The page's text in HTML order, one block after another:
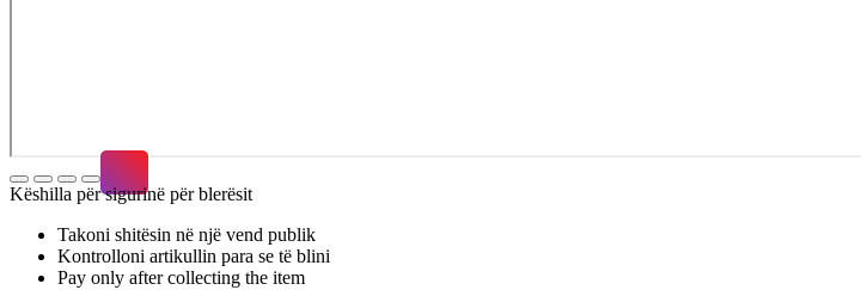
Këshilla për sigurinë për blerësit
Takoni shitësin në një vend publik
Kontrolloni artikullin para se të blini
Pay only after collecting the item